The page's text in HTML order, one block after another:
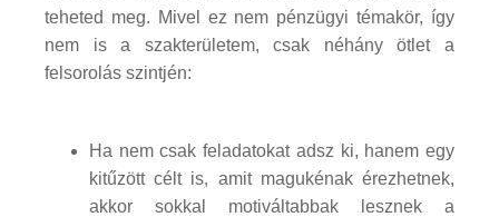
teheted meg. Mivel ez nem pénzügyi témakör, így
nem is a szakterületem, csak néhány ötlet a
felsorolás szintjén:
Ha nem csak feladatokat adsz ki, hanem egy
kitűzött célt is, amit magukénak érezhetnek,
akkor sokkal motiváltabbak lesznek a